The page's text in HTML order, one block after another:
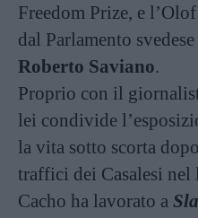
Freedom Prize, e
dal Parlamento
Roberto Saviano.
Proprio con il
lei condivide
la vita sotto scorta
traffici dei Casalesi
Cacho ha lavorato a